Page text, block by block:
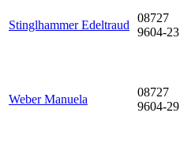
Stinglhammer Edeltraud
08727
9604-23
Weber Manuela
08727
9604-29